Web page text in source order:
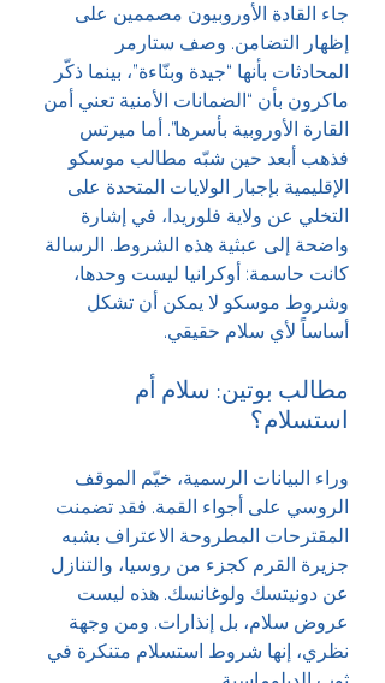
جاء القادة الأوروبيون مصممين على
إظهار التضامن. وصف ستارمر
المحادثات بأنها “جيدة وبنّاءة”، بينما ذكّر
ماكرون بأن “الضمانات الأمنية تعني أمن
القارة الأوروبية بأسرها”. أما ميرتس
فذهب أبعد حين شبّه مطالب موسكو
الإقليمية بإجبار الولايات المتحدة على
التخلي عن ولاية فلوريدا، في إشارة
واضحة إلى عبثية هذه الشروط. الرسالة
كانت حاسمة: أوكرانيا ليست وحدها،
وشروط موسكو لا يمكن أن تشكل
أساساً لأي سلام حقيقي.
مطالب بوتين: سلام أم
استسلام؟
وراء البيانات الرسمية، خيّم الموقف
الروسي على أجواء القمة. فقد تضمنت
المقترحات المطروحة الاعتراف بشبه
جزيرة القرم كجزء من روسيا، والتنازل
عن دونيتسك ولوغانسك. هذه ليست
عروض سلام، بل إنذارات. ومن وجهة
نظري، إنها شروط استسلام متنكرة في